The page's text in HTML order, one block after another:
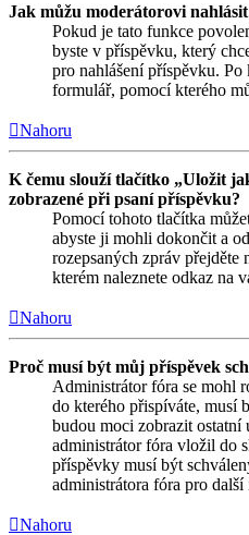
Jak můžu moderátorovi
Pokud je tato funkce
byste v příspěvku, který
pro nahlášení příspěvku.
formulář, pomocí kterého
Nahoru
K čemu slouží tlačítko „Uložit
zobrazené při psaní příspěvku?
Pomocí tohoto tlačítka
abyste ji mohli dokončit a
rozepsaných zpráv přejděte
kterém naleznete odkaz na
Nahoru
Proč musí být můj příspěvek
Administrátor fóra se mohl
do kterého přispíváte, musí
budou moci zobrazit ostatní
administrátor fóra vložil do
příspěvky musí být
administrátora fóra pro další
Nahoru